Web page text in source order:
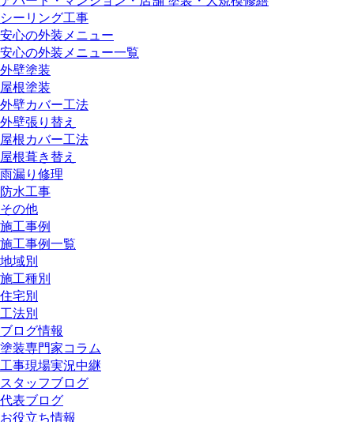
シーリング工事
安心の外装メニュー
安心の外装メニュー一覧
外壁塗装
屋根塗装
外壁カバー工法
外壁張り替え
屋根カバー工法
屋根葺き替え
雨漏り修理
防水工事
その他
施工事例
施工事例一覧
地域別
施工種別
住宅別
工法別
ブログ情報
塗装専門家コラム
工事現場実況中継
スタッフブログ
代表ブログ
お役立ち情報